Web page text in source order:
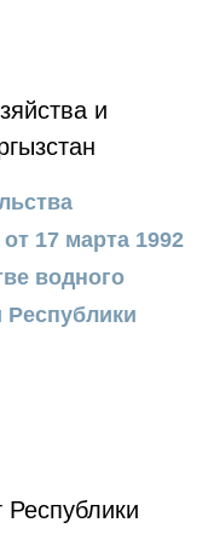
и
17 марта 1992
водного
Республики
Республики